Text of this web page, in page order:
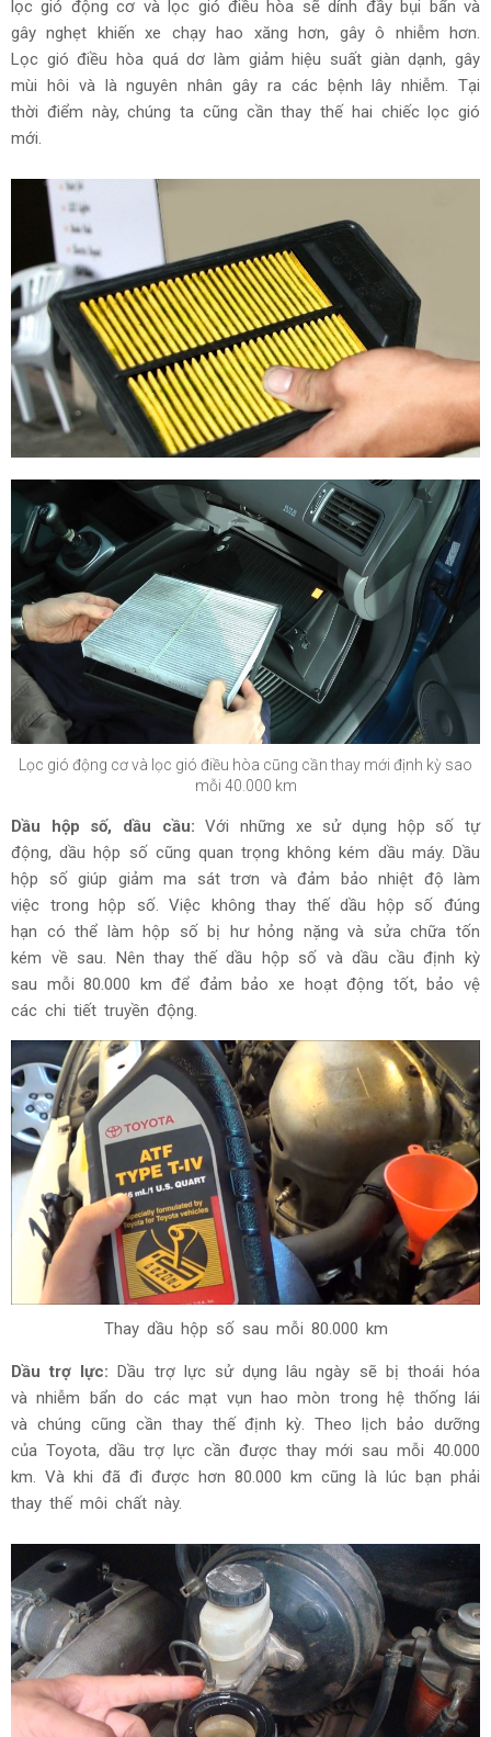
lọc gió động cơ và lọc gió điều hòa sẽ dính đầy bụi bẩn và
gây nghẹt khiến xe chạy hao xăng hơn, gây ô nhiễm hơn.
Lọc gió điều hòa quá dơ làm giảm hiệu suất giàn dạnh, gây
mùi hôi và là nguyên nhân gây ra các bệnh lây nhiễm. Tại
thời điểm này, chúng ta cũng cần thay thế hai chiếc lọc gió
mới.
Lọc gió động cơ và lọc gió điều hòa cũng cần thay mới định kỳ sao
mỗi 40.000 km
Dầu hộp số, dầu cầu: Với những xe sử dụng hộp số tự
động, dầu hộp số cũng quan trọng không kém dầu máy. Dầu
hộp số giúp giảm ma sát trơn và đảm bảo nhiệt độ làm
việc trong hộp số. Việc không thay thế dầu hộp số đúng
hạn có thể làm hộp số bị hư hỏng nặng và sửa chữa tốn
kém về sau. Nên thay thế dầu hộp số và dầu cầu định kỳ
sau mỗi 80.000 km để đảm bảo xe hoạt động tốt, bảo vệ
các chi tiết truyền động.
Thay dầu hộp số sau mỗi 80.000 km
Dầu trợ lực: Dầu trợ lực sử dụng lâu ngày sẽ bị thoái hóa
và nhiễm bẩn do các mạt vụn hao mòn trong hệ thống lái
và chúng cũng cần thay thế định kỳ. Theo lịch bảo dưỡng
của Toyota, dầu trợ lực cần được thay mới sau mỗi 40.000
km. Và khi đã đi được hơn 80.000 km cũng là lúc bạn phải
thay thế môi chất này.